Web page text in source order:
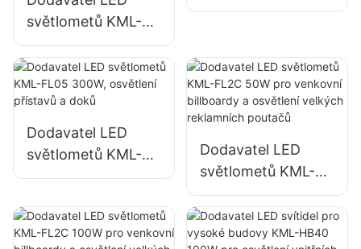
světlometů KML-
FL05 240W,
vhodných pro
průmyslové
závody, billboardy
a osvětlení velkých
reklamních cedulí.
FL05 400W,
Dodavatel LED
světlometů KML-
FL05 300W,
​​doků
Dodavatel LED
světlometů KML-
FL2C 50W pro
venkovní billboardy
a osvětlení velkých